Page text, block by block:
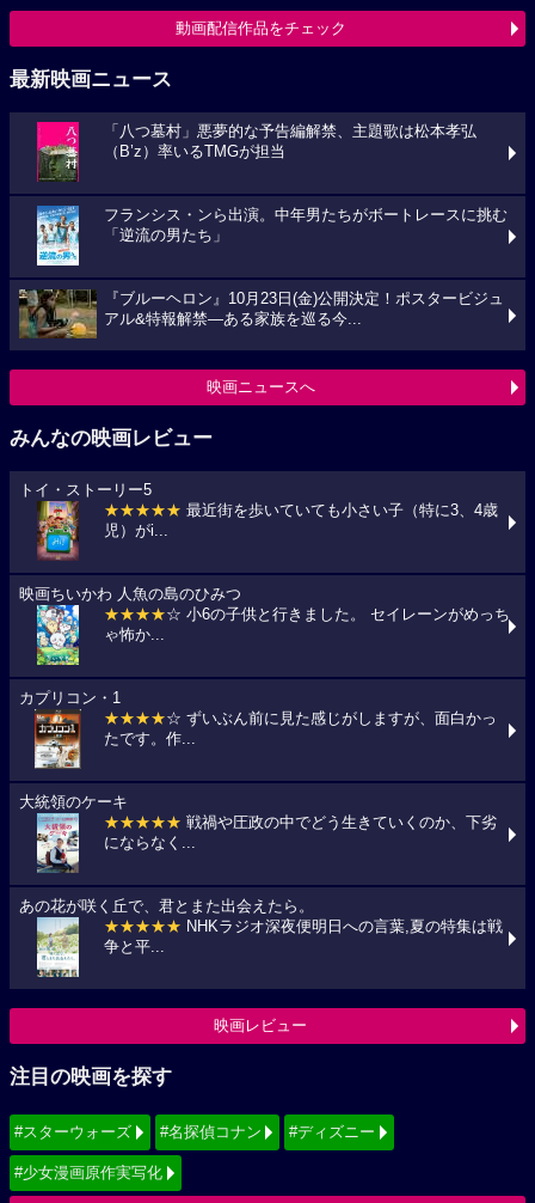
動画配信作品をチェック
最新映画ニュース
「八つ墓村」悪夢的な予告編解禁、主題歌は松本孝弘
（B’z）率いるTMGが担当
フランシス・ンら出演。中年男たちがボートレースに挑む
「逆流の男たち」
『ブルーヘロン』10月23日(金)公開決定！ポスタービジュ
アル&特報解禁―ある家族を巡る今...
映画ニュースへ
みんなの映画レビュー
トイ・ストーリー5
★★★★★ 最近街を歩いていても小さい子（特に3、4歳
児）がi...
映画ちいかわ 人魚の島のひみつ
★★★★☆ 小6の子供と行きました。 セイレーンがめっち
ゃ怖か...
カプリコン・1
★★★★☆ ずいぶん前に見た感じがしますが、面白かっ
たです。作...
大統領のケーキ
★★★★★ 戦禍や圧政の中でどう生きていくのか、下劣
にならなく...
あの花が咲く丘で、君とまた出会えたら。
★★★★★ NHKラジオ深夜便明日への言葉,夏の特集は戦
争と平...
映画レビュー
注目の映画を探す
#スターウォーズ #名探偵コナン #ディズニー
#少女漫画原作実写化